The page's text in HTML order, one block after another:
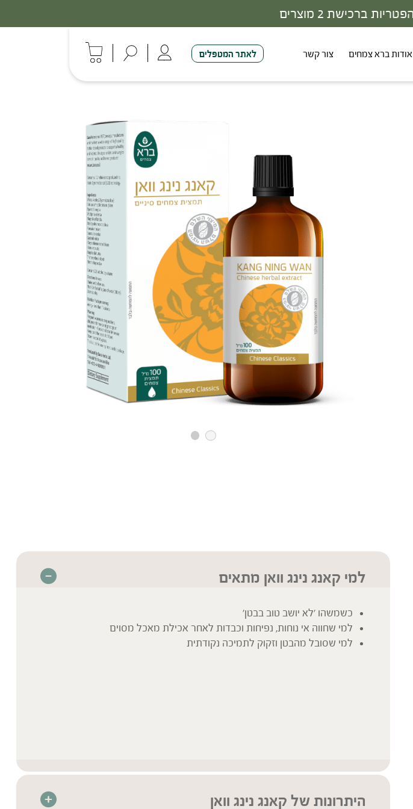
אודות ברא צמחים צור קשר לאתר המטפלים
למי קאנג נינג וואן מתאים
כשמשהו 'לא יושב טוב בבטן'
למי שחווה אי נוחות, נפיחות וכבדות לאחר אכילת מאכל מסוים
למי שסובל מהבטן וזקוק לתמיכה נקודתית
היתרונות של קאנג נינג וואן